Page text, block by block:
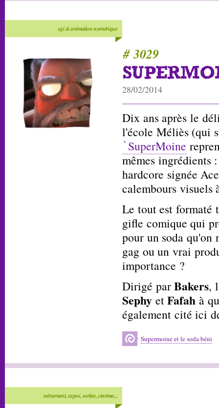
cgi & animation numérique
# 3029
28/02/2014
Dix ans après le
l'école Méliès (qui
SuperMoine
mêmes ingrédients
hardcore signée
calembours visuels
Le tout est formaté
gifle comique qui
pour un soda qu'on
gag ou un vrai
importance ?
Dirigé parBakers,
Sephy etFafah à
également cité ici
Supermoine et le soda béni
evènement, expos, sorties, cinéma...